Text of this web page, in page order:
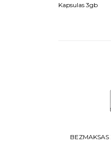
Kapsulas 3gb